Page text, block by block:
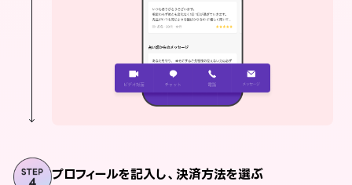
プロフィールを記入し、決済方法を選ぶ